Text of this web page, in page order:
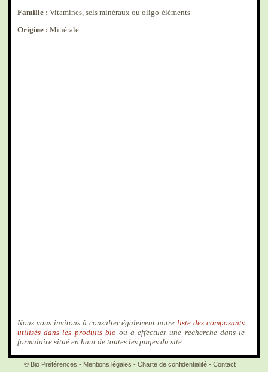
Famille : Vitamines, sels minéraux ou oligo-éléments
Origine : Minérale
Nous vous invitons à consulter également notreliste des composants
utilisés dans les produits bio ou à effectuer une recherche dans le
formulaire situé en haut de toutes les pages du site.
© Bio Préférences - Mentions légales - Charte de confidentialité- Contact